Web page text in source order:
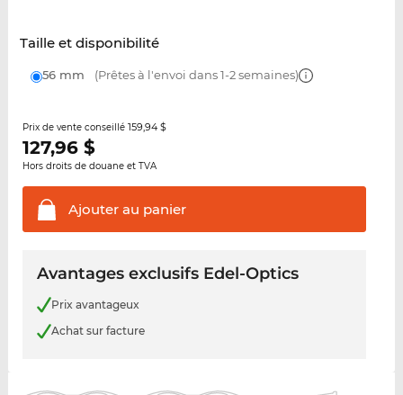
Taille et disponibilité
56 mm (Prêtes à l'envoi dans 1-2 semaines)
Prix de vente conseillé 159,94 $
127,96$
Hors droits de douane et TVA
Ajouter au panier
Avantages exclusifs Edel-Optics
Prix avantageux
Achat sur facture